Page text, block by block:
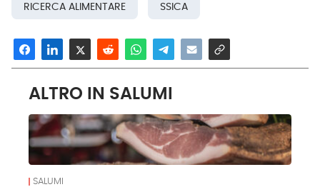
RICERCA ALIMENTARE SSICA
ALTRO IN SALUMI
SALUMI